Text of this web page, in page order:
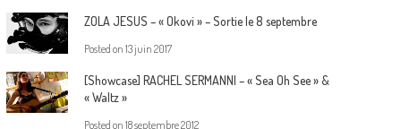
ZOLA JESUS – « Okovi » – Sortie le 8 septembre
Posted on 13 juin 2017
[Showcase] RACHEL SERMANNI – « Sea Oh See » &
« Waltz »
Posted on 18 septembre 2012